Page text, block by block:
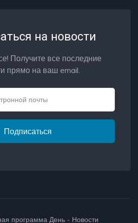
на новости
Получите все последние
прямо на ваш email.
Подписаться
программа День - Новости